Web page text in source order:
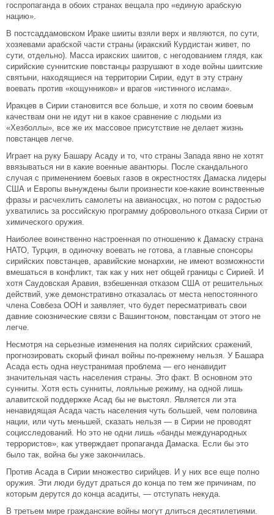
госпропаганда в обоих странах вещала про «единую арабскую
нацию».
В постсаддамовском Ираке шииты взяли верх и являются, по сути,
хозяевами арабской части страны (иракский Курдистан живет, по
сути, отдельно). Масса иракских шиитов, с негодованием глядя, как
сирийские суннитские повстанцы разрушают в ходе войны шиитские
святыни, находящиеся на территории Сирии, едут в эту страну
воевать против «кощунников» и врагов «истинного ислама».
Иракцев в Сирии становится все больше, и хотя по своим боевым
качествам они не идут ни в какое сравнение с людьми из
«Хезболлы», все же их массовое присутствие не делает жизнь
повстанцев легче.
Играет на руку Башару Асаду и то, что страны Запада явно не хотят
ввязываться ни в какие военные авантюры. После скандального
случая с применением боевых газов в окрестностях Дамаска лидеры
США и Европы вынуждены были произнести кое-какие воинственные
фразы и расчехлить самолеты на авианосцах, но потом с радостью
ухватились за российскую программу добровольного отказа Сирии от
химического оружия.
Наиболее воинственно настроенная по отношению к Дамаску страна
НАТО, Турция, в одиночку воевать не готова, а главные спонсоры
сирийских повстанцев, аравийские монархии, не имеют возможности
вмешаться в конфликт, так как у них нет общей границы с Сирией. И
хотя Саудовская Аравия, взбешенная отказом США от решительных
действий, уже демонстративно отказалась от места непостоянного
члена Совбеза ООН и заявляет, что будет пересматривать свои
давние союзнические связи с Вашингтоном, повстанцам от этого не
легче.
Несмотря на серьезные изменения на полях сирийских сражений,
прогнозировать скорый финал войны по-прежнему нельзя. У Башара
Асада есть одна неустранимая проблема — его ненавидит
значительная часть населения страны. Это факт. В основном это
сунниты. Хотя есть сунниты, лояльные режиму, на одной лишь
алавитской поддержке Асад бы не выстоял. Является ли эта
ненавидящая Асада часть населения чуть большей, чем половина
нации, или чуть меньшей, сказать нельзя — в Сирии не проводят
социсследований. Но это не одни лишь «банды международных
террористов», как утверждает пропаганда Дамаска. Если бы это
было так, война бы уже закончилась.
Против Асада в Сирии множество сирийцев. И у них все еще полно
оружия. Эти люди будут драться до конца по тем же причинам, по
которым дерутся до конца асадиты, — отступать некуда.
В третьем мире гражданские войны могут длиться десятилетиями.